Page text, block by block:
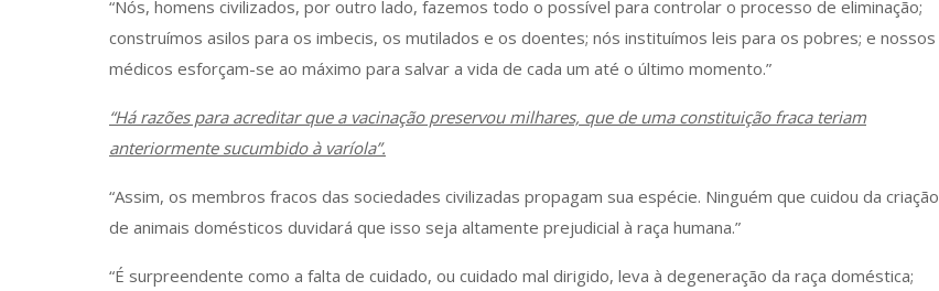
“Nós, homens civilizados, por outro lado, fazemos todo o possível para controlar o processo de eliminação;
construímos asilos para os imbecis, os mutilados e os doentes; nós instituímos leis para os pobres; e nossos
médicos esforçam-se ao máximo para salvar a vida de cada um até o último momento.”
“Há razões para acreditar que a vacinação preservou milhares, que de uma constituição fraca teriam
anteriormente sucumbido à varíola”.
“Assim, os membros fracos das sociedades civilizadas propagam sua espécie. Ninguém que cuidou da criação
de animais domésticos duvidará que isso seja altamente prejudicial à raça humana.”
“É surpreendente como a falta de cuidado, ou cuidado mal dirigido, leva à degeneração da raça doméstica;